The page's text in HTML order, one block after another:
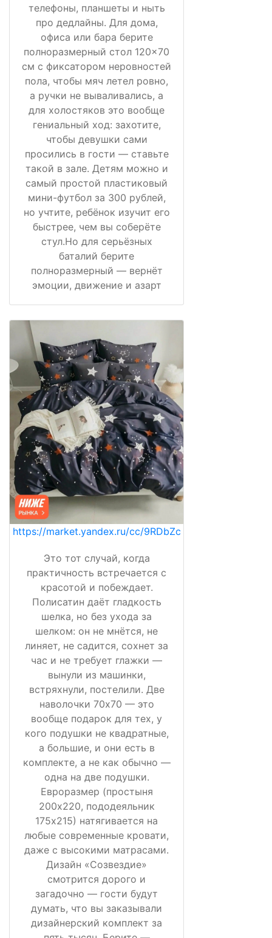
телефоны, планшеты и ныть
про дедлайны. Для дома,
офиса или бара берите
полноразмерный стол 120×70
см с фиксатором неровностей
пола, чтобы мяч летел ровно,
а ручки не вываливались, а
для холостяков это вообще
гениальный ход: захотите,
чтобы девушки сами
просились в гости — ставьте
такой в зале. Детям можно и
самый простой пластиковый
мини-футбол за 300 рублей,
но учтите, ребёнок изучит его
быстрее, чем вы соберёте
стул.Но для серьёзных
баталий берите
полноразмерный — вернёт
эмоции, движение и азарт
https://market.yandex.ru/cc/9RDbZc
Это тот случай, когда
практичность встречается с
красотой и побеждает.
Полисатин даёт гладкость
шелка, но без ухода за
шелком: он не мнётся, не
линяет, не садится, сохнет за
час и не требует глажки —
вынули из машинки,
встряхнули, постелили. Две
наволочки 70х70 — это
вообще подарок для тех, у
кого подушки не квадратные,
а большие, и они есть в
комплекте, а не как обычно —
одна на две подушки.
Евроразмер (простыня
200х220, пододеяльник
175х215) натягивается на
любые современные кровати,
даже с высокими матрасами.
Дизайн «Созвездие»
смотрится дорого и
загадочно — гости будут
думать, что вы заказывали
дизайнерский комплект за